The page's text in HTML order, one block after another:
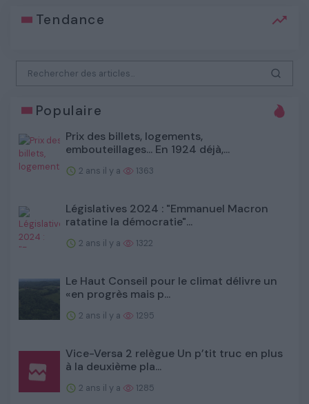
Tendance
Populaire
Prix des billets, logements,
embouteillages... En 1924 déjà,...
2 ans il y a 1363
Législatives 2024 : "Emmanuel Macron
ratatine la démocratie"...
2 ans il y a 1322
Le Haut Conseil pour le climat délivre un
«en progrès mais p...
2 ans il y a 1295
Vice-Versa 2 relègue Un p’tit truc en plus
à la deuxième pla...
2 ans il y a 1285